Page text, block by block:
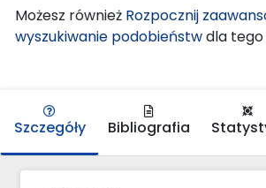
Możesz również Rozpocznij
wyszukiwanie podobieństwdla tego
Szczegóły Bibliografia